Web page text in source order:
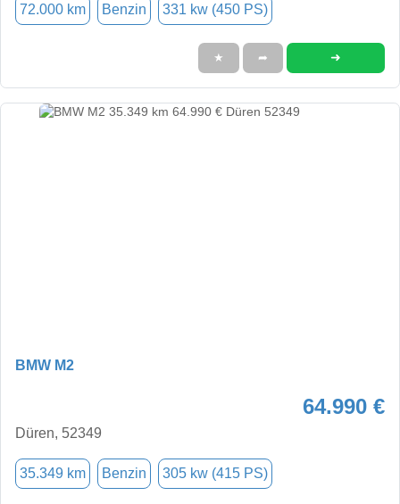
72.000 km Benzin 331 kw (450 PS)
★ ➦ ➜
BMW M2
64.990 €
Düren, 52349
35.349 km Benzin 305 kw (415 PS)